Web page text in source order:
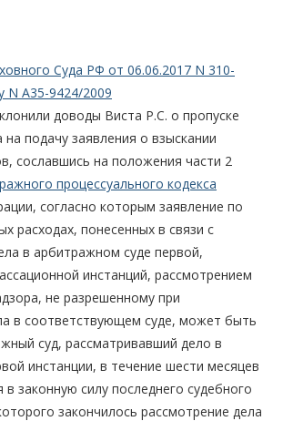
Суда РФ от 06.06.2017 N 310-
N А35-9424/2009
доводы Виста Р.С. о пропуске
подачу заявления о взыскании
сославшись на положения части 2
процессуального кодекса
согласно которым заявление по
расходах, понесенных в связи с
в арбитражном суде первой,
инстанций, рассмотрением
не разрешенному при
в соответствующем суде, может быть
суд, рассматривавший дело в
инстанции, в течение шести месяцев
в законную силу последнего судебного
закончилось рассмотрение дела